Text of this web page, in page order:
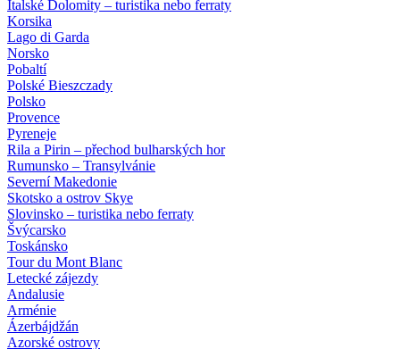
Italské Dolomity – turistika nebo ferraty
Korsika
Lago di Garda
Norsko
Pobaltí
Polské Bieszczady
Polsko
Provence
Pyreneje
Rila a Pirin – přechod bulharských hor
Rumunsko – Transylvánie
Severní Makedonie
Skotsko a ostrov Skye
Slovinsko – turistika nebo ferraty
Švýcarsko
Toskánsko
Tour du Mont Blanc
Letecké zájezdy
Andalusie
Arménie
Ázerbájdžán
Azorské ostrovy